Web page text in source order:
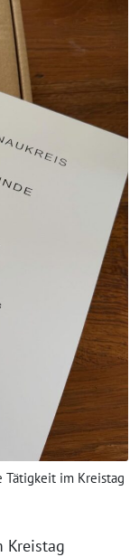
im Kreistag
Kreistag